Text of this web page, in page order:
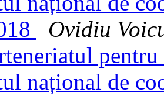
Ovidiu
național de